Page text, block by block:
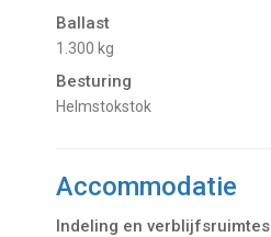
Ballast
1.300 kg
Besturing
Helmstokstok
Accommodatie
Indeling en verblijfsruimtes